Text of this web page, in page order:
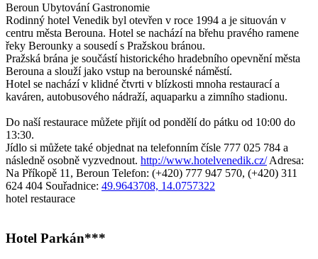
Beroun Ubytování Gastronomie
Rodinný hotel Venedik byl otevřen v roce 1994 a je situován v
centru města Berouna. Hotel se nachází na břehu pravého ramene
řeky Berounky a sousedí s Pražskou bránou.
Pražská brána je součástí historického hradebního opevnění města
Berouna a slouží jako vstup na berounské náměstí.
Hotel se nachází v klidné čtvrti v blízkosti mnoha restaurací a
kaváren, autobusového nádraží, aquaparku a zimního stadionu.
Do naší restaurace můžete přijít od pondělí do pátku od 10:00 do
13:30.
Jídlo si můžete také objednat na telefonním čísle 777 025 784 a
následně osobně vyzvednout. http://www.hotelvenedik.cz/ Adresa:
Na Příkopě 11, Beroun Telefon: (+420) 777 947 570, (+420) 311
624 404 Souřadnice: 49.9643708, 14.0757322
hotel restaurace
Hotel Parkán***